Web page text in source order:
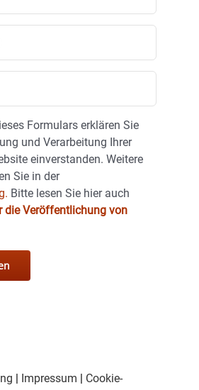
Formulars erklären Sie
und Verarbeitung Ihrer
einverstanden. Weitere
Sie in der
Bitte lesen Sie hier auch
die Veröffentlichung von
| Impressum | Cookie-